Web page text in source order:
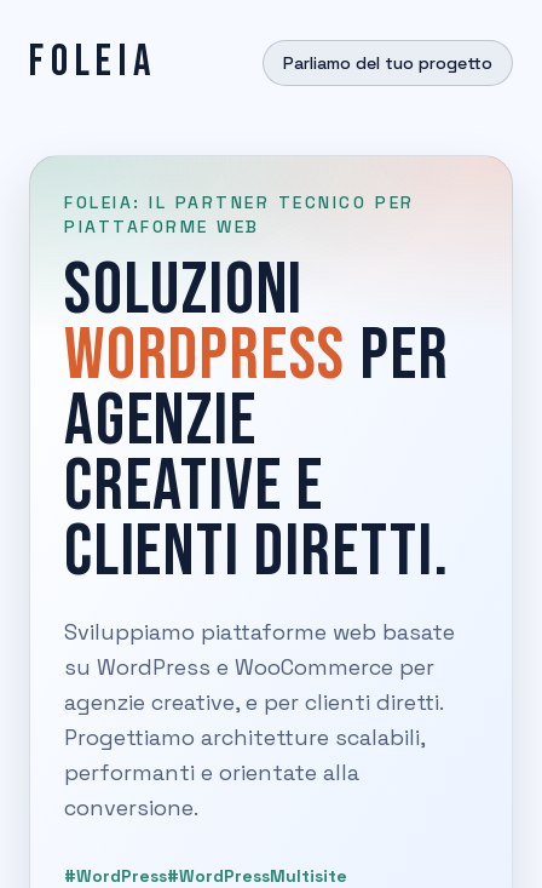
FOLEIA Parliamo del tuo progetto
FOLEIA: IL PARTNER TECNICO PER
PIATTAFORME WEB
SOLUZIONI
WORDPRESS PER
AGENZIE
CREATIVE E
CLIENTI DIRETTI.
Sviluppiamo piattaforme web basate
su WordPress e WooCommerce per
agenzie creative, e per clienti diretti.
Progettiamo architetture scalabili,
performanti e orientate alla
conversione.
#WordPress#WordPressMultisite